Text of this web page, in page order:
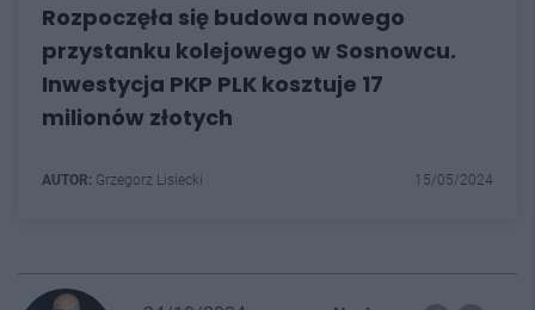
Rozpoczęła się budowa nowego
przystanku kolejowego w Sosnowcu.
Inwestycja PKP PLK kosztuje 17
milionów złotych
AUTOR: Grzegorz Lisiecki 15/05/2024